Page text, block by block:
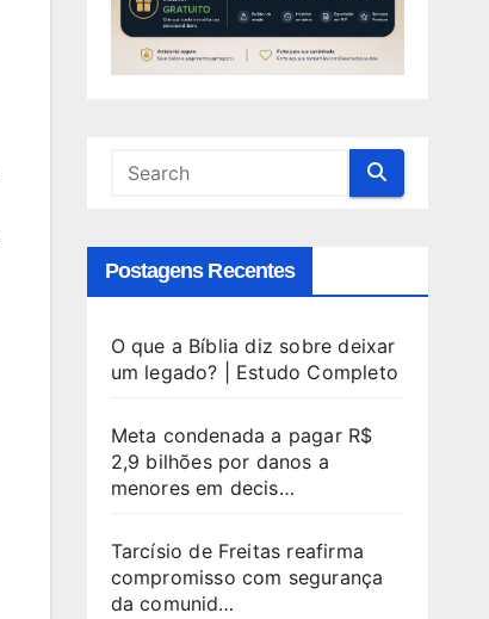
Postagens Recentes
O que a Bíblia diz sobre deixar
um legado? | Estudo Completo
Meta condenada a pagar R$
2,9 bilhões por danos a
menores em decis…
Tarcísio de Freitas reafirma
compromisso com segurança
da comunid…